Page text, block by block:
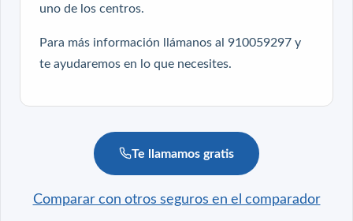
uno de los centros.
Para más información llámanos al 910059297 y
te ayudaremos en lo que necesites.
Te llamamos gratis
Comparar con otros seguros en el comparador